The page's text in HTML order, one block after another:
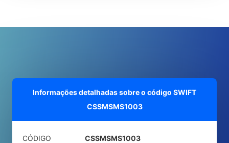
Informações detalhadas sobre o código SWIFT
CSSMSMS1003
CÓDIGO
CSSMSMS1003